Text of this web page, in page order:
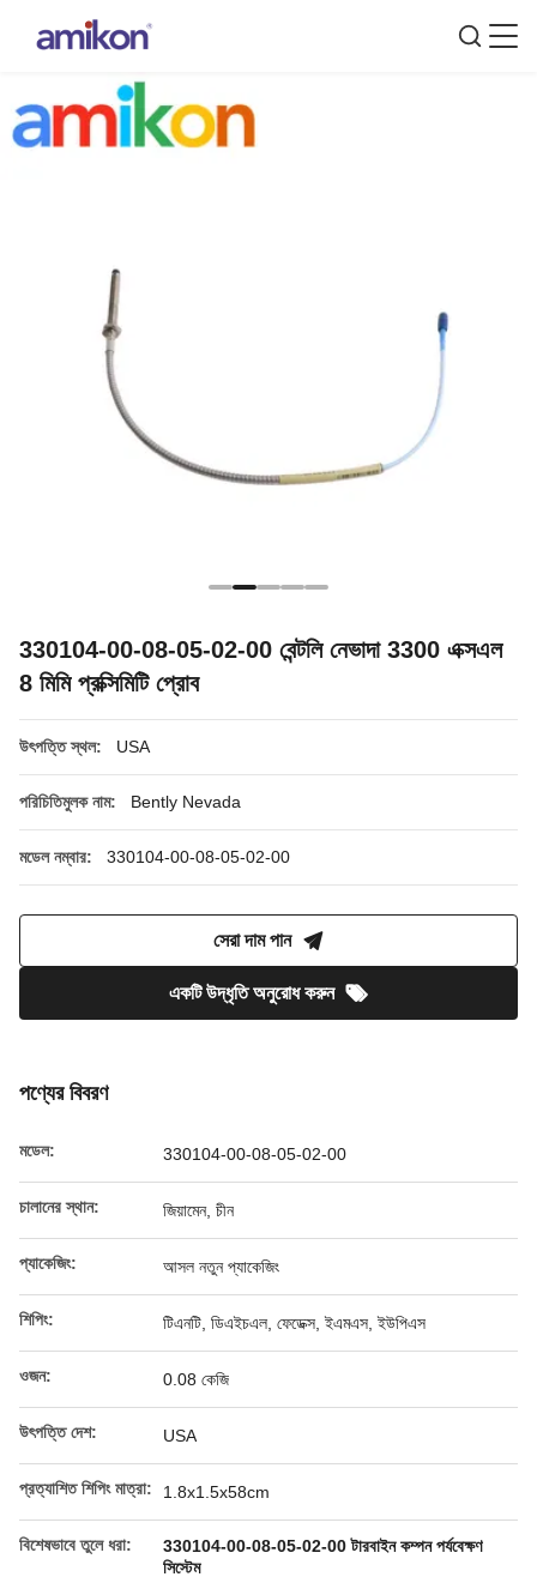
330104-00-08-05-02-00 বেন্টলি নেভাদা 3300 এক্সএল
8 মিমি প্রক্সিমিটি প্রোব
উৎপত্তি স্থল: USA
পরিচিতিমুলক নাম: Bently Nevada
মডেল নম্বার: 330104-00-08-05-02-00
সেরা দাম পান
একটি উদ্ধৃতি অনুরোধ করুন
পণ্যের বিবরণ
মডেল: 330104-00-08-05-02-00
চালানের স্থান: জিয়ামেন, চীন
প্যাকেজিং: আসল নতুন প্যাকেজিং
শিপিং: টিএনটি, ডিএইচএল, ফেডেক্স, ইএমএস, ইউপিএস
ওজন: 0.08 কেজি
উৎপত্তি দেশ: USA
প্রত্যাশিত শিপিং মাত্রা: 1.8x1.5x58cm
বিশেষভাবে তুলে ধরা:
330104-00-08-05-02-00 টারবাইন কম্পন পর্যবেক্ষণ
সিস্টেম